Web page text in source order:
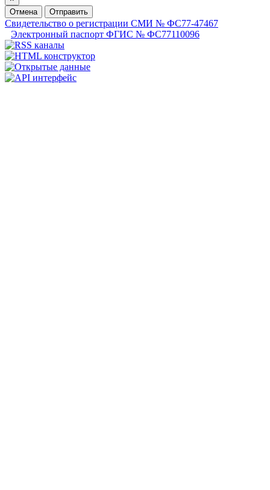
Отмена
Отправить
Свидетельство о регистрации СМИ № ФС77-47467
Электронный паспорт ФГИС № ФС77110096